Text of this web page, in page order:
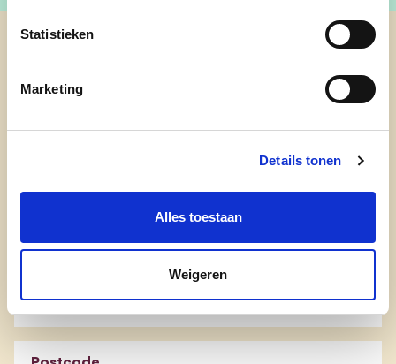
Statistieken
Marketing
Details tonen
Alles toestaan
Weigeren
Leopoldsburg - Heppen.
E-mailadres